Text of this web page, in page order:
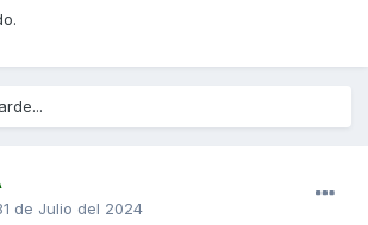
de Julio del 2024